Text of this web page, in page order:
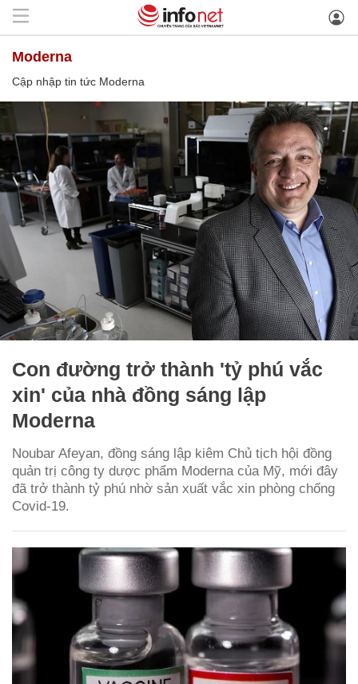
Moderna
Cập nhập tin tức Moderna
Con đường trở thành 'tỷ phú vắc
xin' của nhà đồng sáng lập
Moderna
Noubar Afeyan, đồng sáng lập kiêm Chủ tịch hội đồng
quản trị công ty dược phẩm Moderna của Mỹ, mới đây
đã trở thành tỷ phú nhờ sản xuất vắc xin phòng chống
Covid-19.